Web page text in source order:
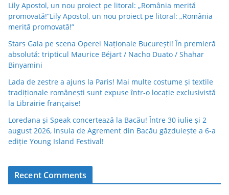
Lily Apostol, un nou proiect pe litoral: „România merită
promovată!”Lily Apostol, un nou proiect pe litoral: „România
merită promovată!”
Stars Gala pe scena Operei Naționale București! În premieră
absolută: tripticul Maurice Béjart / Nacho Duato / Shahar
Binyamini
Lada de zestre a ajuns la Paris! Mai multe costume și textile
tradiționale românești sunt expuse într-o locație exclusivistă
la Librairie française!
Loredana și Speak concertează la Bacău! Între 30 iulie și 2
august 2026, Insula de Agrement din Bacău găzduiește a 6-a
ediție Young Island Festival!
Recent Comments